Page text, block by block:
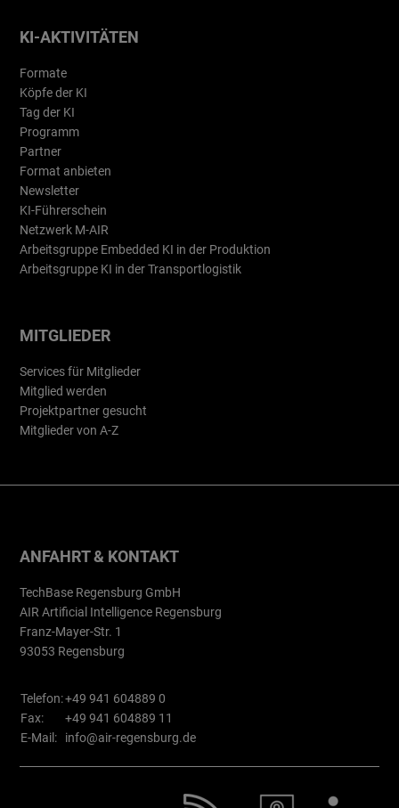
KI-AKTIVITÄTEN
Formate
Köpfe der KI
Tag der KI
Programm
Partner
Format anbieten
Newsletter
KI-Führerschein
Netzwerk M-AIR
Arbeitsgruppe Embedded KI in der Produktion
Arbeitsgruppe KI in der Transportlogistik
MITGLIEDER
Services für Mitglieder
Mitglied werden
Projektpartner gesucht
Mitglieder von A-Z
ANFAHRT & KONTAKT
TechBase Regensburg GmbH
AIR Artificial Intelligence Regensburg
Franz-Mayer-Str. 1
93053 Regensburg
Telefon:
Fax:
E-Mail:
+49 941 604889 0
+49 941 604889 11
info@air-regensburg.de